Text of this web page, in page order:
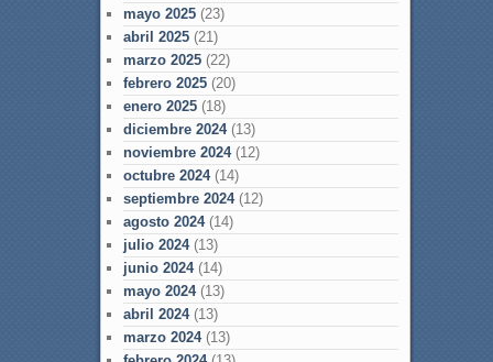
mayo 2025(23)
abril 2025(21)
marzo 2025(22)
febrero 2025(20)
enero 2025(18)
diciembre 2024(13)
noviembre 2024(12)
octubre 2024(14)
septiembre 2024(12)
agosto 2024(14)
julio 2024(13)
junio 2024(14)
mayo 2024(13)
abril 2024(13)
marzo 2024(13)